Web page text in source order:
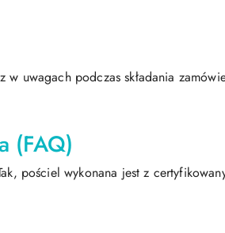
w uwagach podczas składania
(FAQ)
pościel wykonana jest z